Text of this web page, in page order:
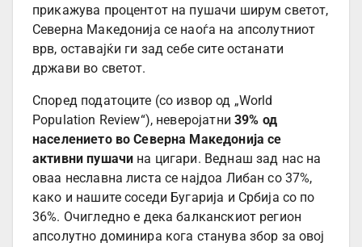
прикажува процентот на пушачи ширум светот,
Северна Македонија се наоѓа на апсолутниот
врв, оставајќи ги зад себе сите останати
држави во светот.
Според податоците (со извор од „World
Population Review“), неверојатни 39% од
населението во Северна Македонија се
активни пушачи на цигари. Веднаш зад нас на
оваа неславна листа се најдоа Либан со 37%,
како и нашите соседи Бугарија и Србија со по
36%. Очигледно е дека балканскиот регион
апсолутно доминира кога станува збор за овој